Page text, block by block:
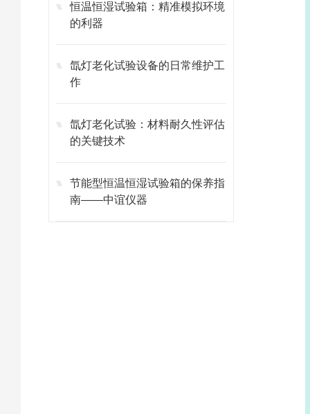
恒温恒湿试验箱：精准模拟环境
的利器
氙灯老化试验设备的日常维护工
作
氙灯老化试验：材料耐久性评估
的关键技术
节能型恒温恒湿试验箱的保养指
南——中谊仪器